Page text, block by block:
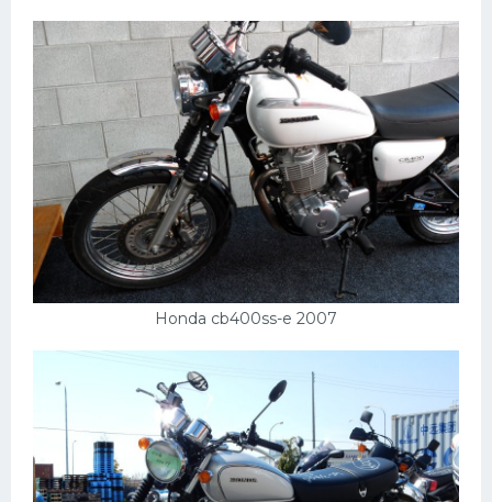
Honda cb400ss-e 2007
Киа
Танки
Крайслер
Порше
Самолеты
Корабли
Комплектующие
Лодки
Шкода
Вертолеты
Мазда